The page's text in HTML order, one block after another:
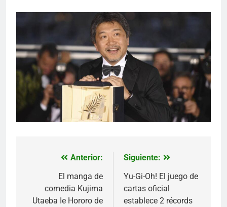
Navegación
entradas
Anterior:
El manga de
comedia Kujima
Utaeba Ie Hororo de
Siguiente:
Yu-Gi-Oh! El juego de
cartas oficial
establece 2 récords